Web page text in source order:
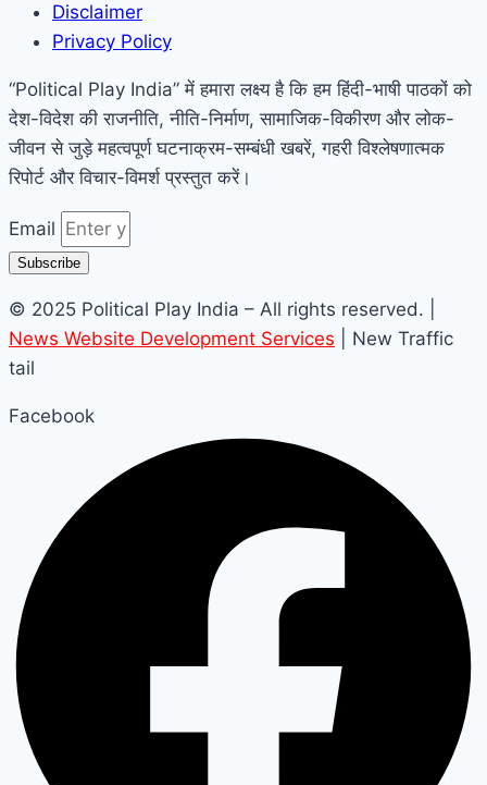
Disclaimer
Privacy Policy
“Political Play India” में हमारा लक्ष्य है कि हम हिंदी-भाषी पाठकों को
देश-विदेश की राजनीति, नीति-निर्माण, सामाजिक-विकीरण और लोक-
जीवन से जुड़े महत्वपूर्ण घटनाक्रम-सम्बंधी खबरें, गहरी विश्लेषणात्मक
रिपोर्ट और विचार-विमर्श प्रस्तुत करें।
Email
Subscribe
© 2025 Political Play India – All rights reserved. |
News Website Development Services | New Traffic
tail
Facebook